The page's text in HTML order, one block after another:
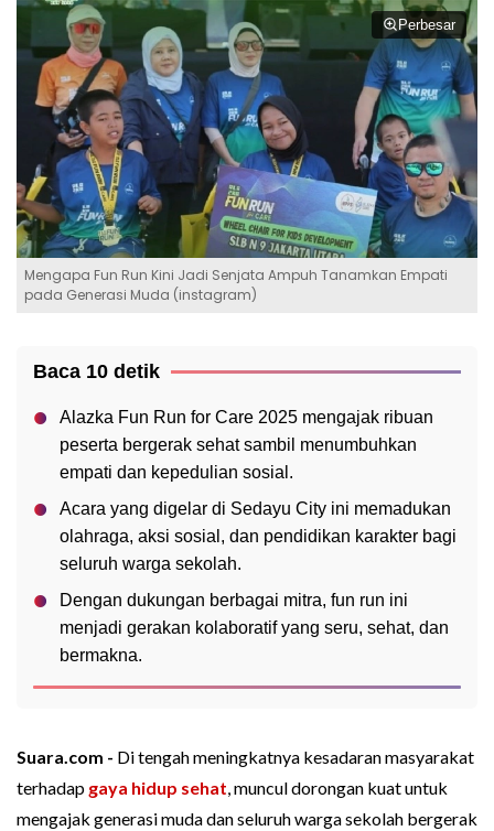
Perbesar
Mengapa Fun Run Kini Jadi Senjata Ampuh Tanamkan Empati
pada Generasi Muda (instagram)
Baca 10 detik
Alazka Fun Run for Care 2025 mengajak ribuan
peserta bergerak sehat sambil menumbuhkan
empati dan kepedulian sosial.
Acara yang digelar di Sedayu City ini memadukan
olahraga, aksi sosial, dan pendidikan karakter bagi
seluruh warga sekolah.
Dengan dukungan berbagai mitra, fun run ini
menjadi gerakan kolaboratif yang seru, sehat, dan
bermakna.
Suara.com - Di tengah meningkatnya kesadaran masyarakat
terhadap gaya hidup sehat, muncul dorongan kuat untuk
mengajak generasi muda dan seluruh warga sekolah bergerak